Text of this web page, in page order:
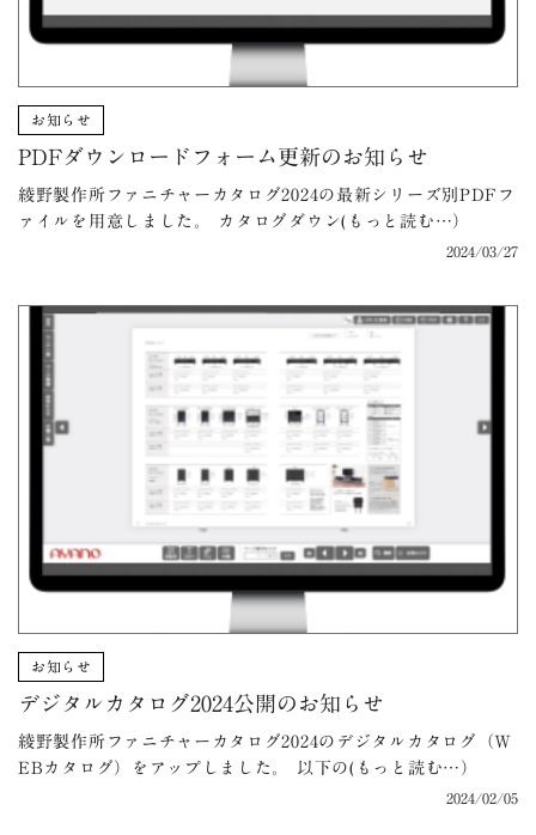
お知らせ
PDFダウンロードフォーム更新のお知らせ
綾野製作所ファニチャーカタログ2024の最新シリーズ別PDFフ
ァイルを用意しました。 カタログダウン(もっと読む…）
2024/03/27
お知らせ
デジタルカタログ2024公開のお知らせ
綾野製作所ファニチャーカタログ2024のデジタルカタログ（W
EBカタログ）をアップしました。 以下の(もっと読む…）
2024/02/05